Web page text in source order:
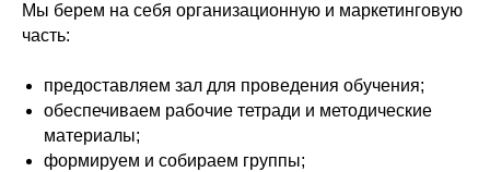
Мы берем на себя организационную и маркетинговую
часть:
предоставляем зал для проведения обучения;
обеспечиваем рабочие тетради и методические
материалы;
формируем и собираем группы;